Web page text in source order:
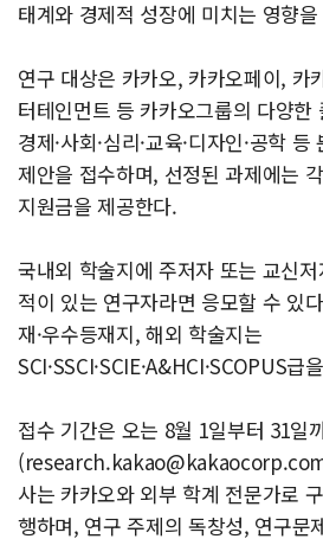
태계와 경제적 성장에 미치는 영향
연구 대상은 카카오, 카카오페이, 카
터테인먼트 등 카카오그룹의 다양한
경제·사회·심리·교육·디자인·공학
제안을 접수하며, 선정된 과제에는
지원금을 제공한다.
국내외 학술지에 주저자 또는 교신
적이 있는 연구자라면 응모할 수 있
재·우수등재지, 해외 학술지는
SCI·SSCI·SCIE·A&HCI·SCOPUS급
접수 기간은 오는 8월 1일부터 31일
(
사는 카카오와 외부 학계 전문가로
행하며, 연구 주제의 독창성, 연구문